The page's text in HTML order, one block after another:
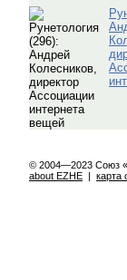
© 2004—2023 Союз
about EZHE | карта